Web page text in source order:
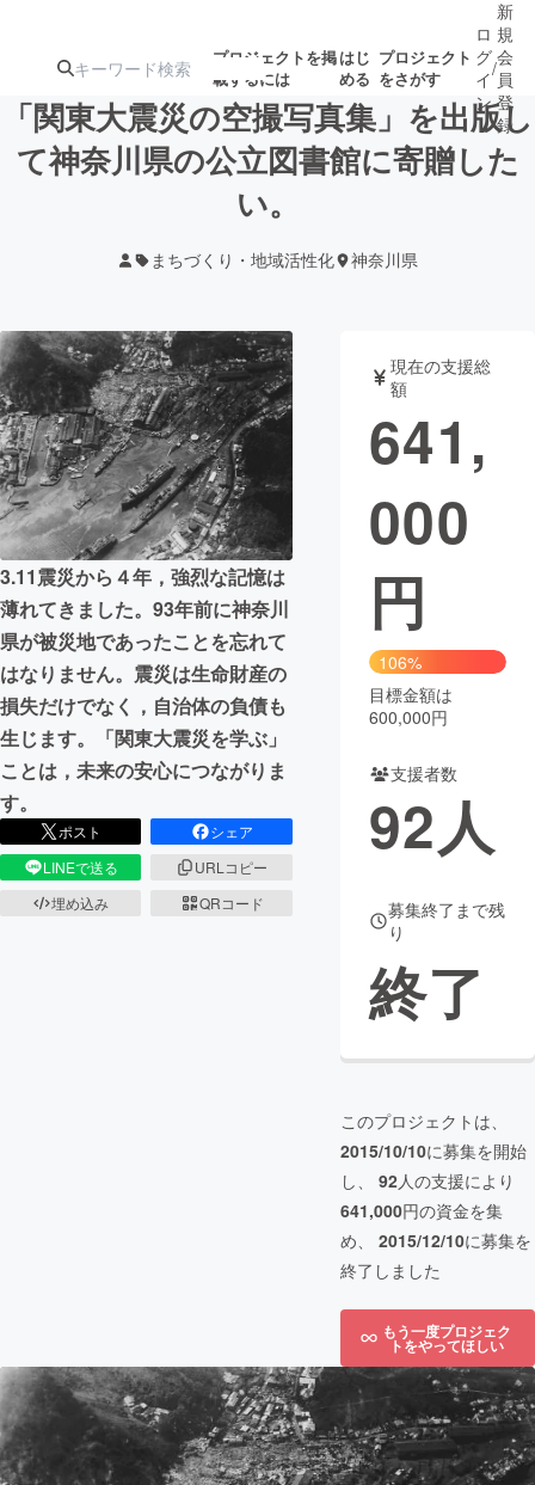
プロジェクトを掲
載するには
はじ
める
プロジェクト
をさがす
注目の新着プロ
テクノロジー・ガジェット
映像・映画 書籍・雑誌
ビジネス・起業 チャレンジ
まちづくり・地域活性化
CAMPFIRE for Social Good
CAMPFIRE Creation
CAMPFIREふるさと納税 machi-ya コミュニティ
ロ
グ
イ
ン
/
新
規
会
員
登
録
「関東大震災の空撮写真集」を出版し
て神奈川県の公立図書館に寄贈した
い。
まちづくり・地域活性化 神奈川県
3.11震災から４年，強烈な記憶は
薄れてきました。93年前に神奈川
県が被災地であったことを忘れて
はなりません。震災は生命財産の
損失だけでなく，自治体の負債も
生じます。「関東大震災を学ぶ」
ことは，未来の安心につながりま
す。
ポスト
シェア
LINEで送る
URLコピー
埋め込み
QRコード
現在の支援総
額
641,
000
円
106%
目標金額は
600,000円
支援者数
92人
募集終了まで残
り
終了
このプロジェクトは、
2015/10/10に募集を開始
し、 92人の支援により
641,000円の資金を集
め、 2015/12/10に募集を
終了しました
もう一度プロジェク
トをやってほしい